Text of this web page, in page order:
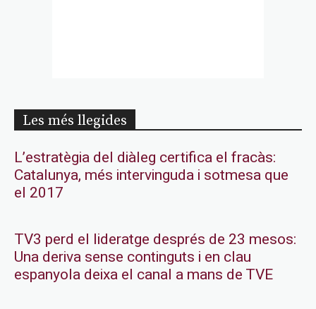
Les més llegides
L’estratègia del diàleg certifica el fracàs:
Catalunya, més intervinguda i sotmesa que
el 2017
TV3 perd el lideratge després de 23 mesos:
Una deriva sense continguts i en clau
espanyola deixa el canal a mans de TVE